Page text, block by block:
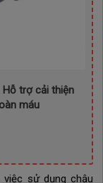
Hỗ trợ cải thiện
máu
sử dụng chậu